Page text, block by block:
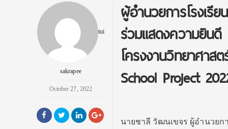
tui
sakrapee
October 27, 2022
ผู้อํานวยการโรงเ
ร่วมแสดงความยินดี
โครงงานวิทยาศาส
School Project
นายชาลี วัฒนเขจร ผู้อํานวย